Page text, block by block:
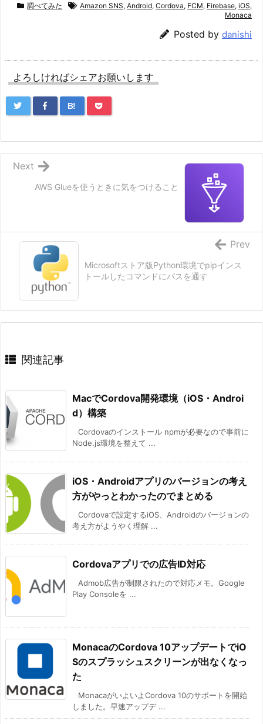
調べてみた Amazon SNS, Android, Cordova, FCM, Firebase, iOS,
Monaca
Posted by danishi
よろしければシェアお願いします
B!
AWS Glueを使うときに気をつけること
Next
Microsoftストア版Python環境でpipインス
トールしたコマンドにパスを通す
Prev
関連記事
MacでCordova開発環境（iOS・Androi
d）構築
Cordovaのインストール npmが必要なので事前に
Node.js環境を整えて ...
iOS・Androidアプリのバージョンの考え
方がやっとわかったのでまとめる
Cordovaで設定するiOS、Androidのバージョンの
考え方がようやく理解 ...
Cordovaアプリでの広告ID対応
Admob広告が制限されたので対応メモ。Google
Play Consoleを ...
MonacaのCordova 10アップデートでiO
Sのスプラッシュスクリーンが出なくなっ
た
MonacaがいよいよCordova 10のサポートを開始
しました。早速アップデ ...